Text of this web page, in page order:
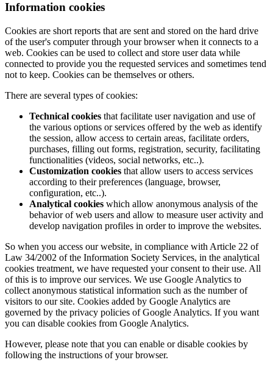
Information cookies
Cookies are short reports that are sent and stored on the hard drive
of the user's computer through your browser when it connects to a
web. Cookies can be used to collect and store user data while
connected to provide you the requested services and sometimes tend
not to keep. Cookies can be themselves or others.
There are several types of cookies:
Technical cookies that facilitate user navigation and use of
the various options or services offered by the web as identify
the session, allow access to certain areas, facilitate orders,
purchases, filling out forms, registration, security, facilitating
functionalities (videos, social networks, etc..).
Customization cookies that allow users to access services
according to their preferences (language, browser,
configuration, etc..).
Analytical cookies which allow anonymous analysis of the
behavior of web users and allow to measure user activity and
develop navigation profiles in order to improve the websites.
So when you access our website, in compliance with Article 22 of
Law 34/2002 of the Information Society Services, in the analytical
cookies treatment, we have requested your consent to their use. All
of this is to improve our services. We use Google Analytics to
collect anonymous statistical information such as the number of
visitors to our site. Cookies added by Google Analytics are
governed by the privacy policies of Google Analytics. If you want
you can disable cookies from Google Analytics.
However, please note that you can enable or disable cookies by
following the instructions of your browser.